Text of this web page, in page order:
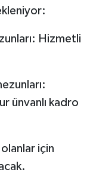
Hizmetli
ünvanlı kadro
için